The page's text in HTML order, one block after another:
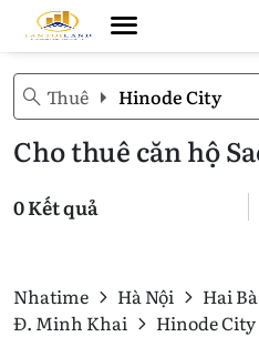
Thuê Hinode City
Cho thuê căn hộ
0 Kết quả
Nhatime Hà Nội Hai
Đ. Minh Khai
Hinode City